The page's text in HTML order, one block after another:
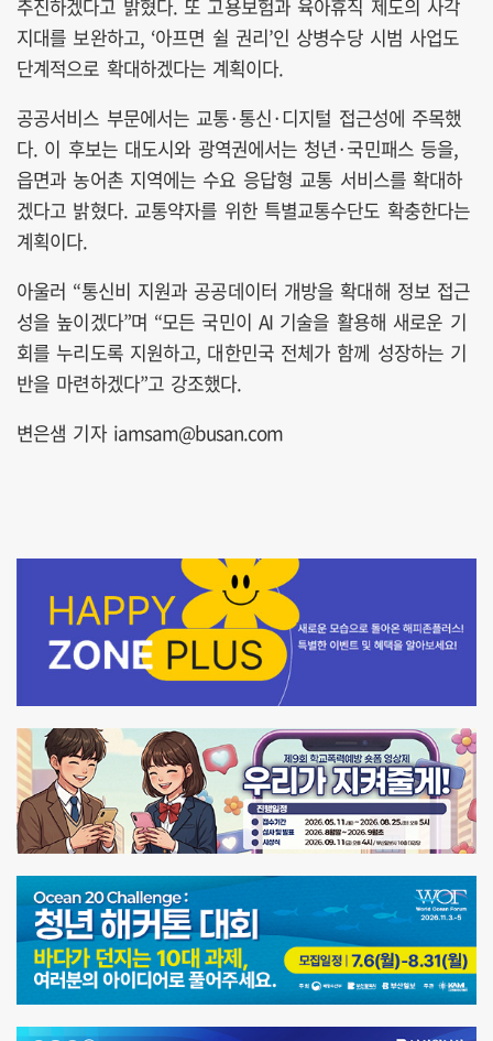
추진하겠다고 밝혔다. 또 고용보험과 육아휴직 제도의 사각
지대를 보완하고, ‘아프면 쉴 권리’인 상병수당 시범 사업도
단계적으로 확대하겠다는 계획이다.
공공서비스 부문에서는 교통·통신·디지털 접근성에 주목했
다. 이 후보는 대도시와 광역권에서는 청년·국민패스 등을,
읍면과 농어촌 지역에는 수요 응답형 교통 서비스를 확대하
겠다고 밝혔다. 교통약자를 위한 특별교통수단도 확충한다는
계획이다.
아울러 “통신비 지원과 공공데이터 개방을 확대해 정보 접근
성을 높이겠다”며 “모든 국민이 AI 기술을 활용해 새로운 기
회를 누리도록 지원하고, 대한민국 전체가 함께 성장하는 기
반을 마련하겠다”고 강조했다.
변은샘 기자 iamsam@busan.com